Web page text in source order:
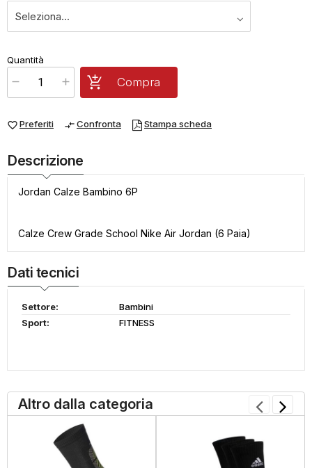
x1 Prezzo finale:
Quantità
favorite_borderPreferiti compare_arrowsConfronta Stampa scheda
Compra
Descrizione
Jordan Calze Bambino 6P
Calze Crew Grade School Nike Air Jordan (6 Paia)
Dati tecnici
Settore:
Bambini
Sport:
FITNESS
Altro dalla categoria